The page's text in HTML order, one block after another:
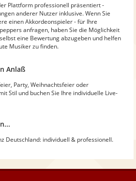
Plattform professionell präsentiert -
anderer Nutzer inklusive. Wenn Sie
einen Akkordeonspieler - für Ihre
anfragen, haben Sie die Möglichkeit
eine Bewertung abzugeben und helfen
Musiker zu finden.
Anlaß
Party, Weihnachtsfeier oder
Stil und buchen Sie Ihre individuelle Live-
Deutschland: individuell & professionell.